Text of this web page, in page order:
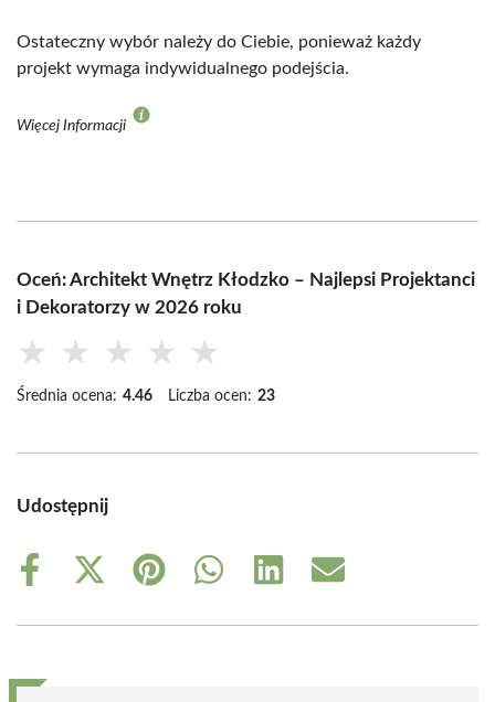
Ostateczny wybór należy do Ciebie, ponieważ każdy
projekt wymaga indywidualnego podejścia.
Więcej Informacji
Oceń: Architekt Wnętrz Kłodzko – Najlepsi Projektanci
i Dekoratorzy w 2026 roku
★ ★ ★ ★ ★
Średnia ocena: 4.46 Liczba ocen: 23
Udostępnij
Share
Share
(Twitter)
Share
Share
Share
Share